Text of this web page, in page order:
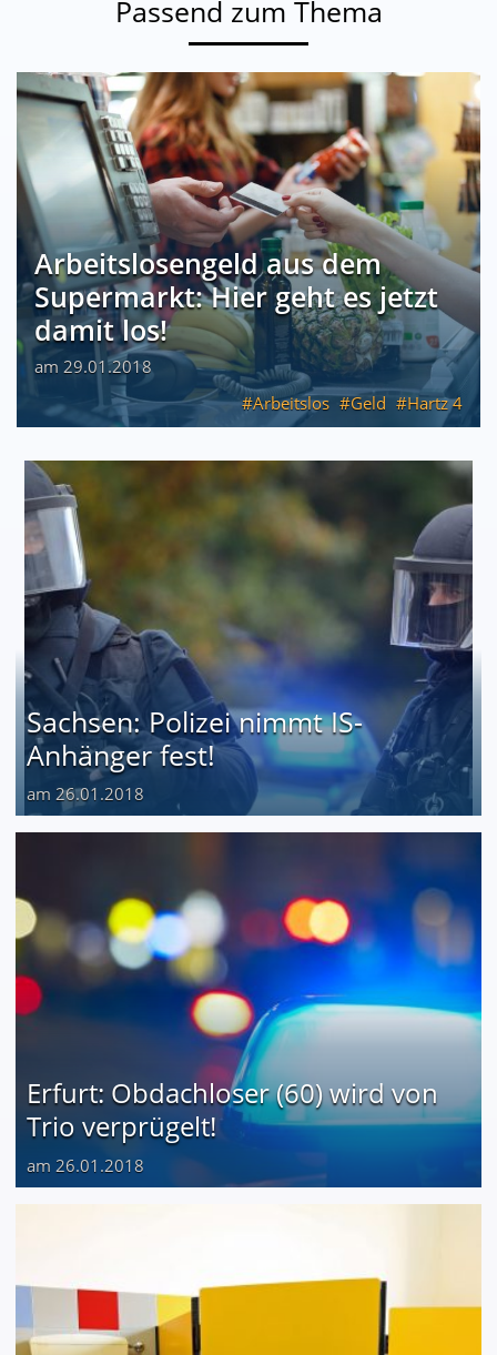
Passend zum Thema
Arbeitslosengeld aus dem
Supermarkt: Hier geht es jetzt
damit los!
am 29.01.2018
Arbeitslos
Geld Hartz 4
Sachsen: Polizei nimmt IS-
Anhänger fest!
am 26.01.2018
Erfurt: Obdachloser (60) wird von
Trio verprügelt!
am 26.01.2018